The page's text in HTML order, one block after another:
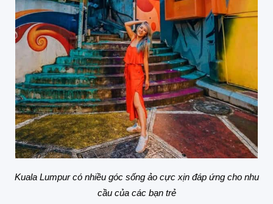
Kuala Lumpur có nhiều góc sống ảo cực xịn đáp ứng cho nhu
cầu của các bạn trẻ